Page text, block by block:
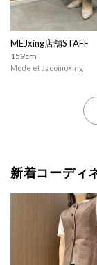
MEJxing店舗STAFF
159cm
Mode et Jacomo×ing
新着コーディ